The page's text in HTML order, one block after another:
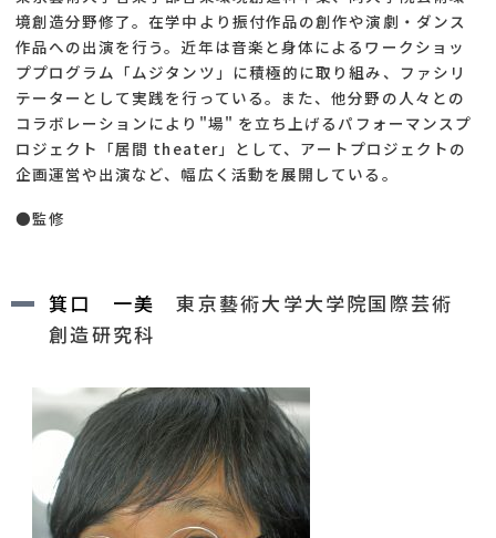
境創造分野修了。在学中より振付作品の創作や演劇・ダンス
作品への出演を行う。近年は音楽と身体によるワークショッ
ププログラム「ムジタンツ」に積極的に取り組み、ファシリ
テーターとして実践を行っている。また、他分野の人々との
コラボレーションにより"場" を立ち上げるパフォーマンスプ
ロジェクト「居間 theater」として、アートプロジェクトの
企画運営や出演など、幅広く活動を展開している。
●監修
箕口 一美東京藝術大学大学院国際芸術
創造研究科